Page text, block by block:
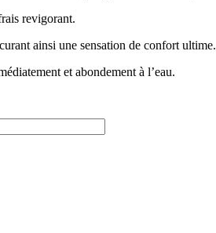
revigorant.
ainsi une sensation de confort ultime.
et abondement à l’eau.